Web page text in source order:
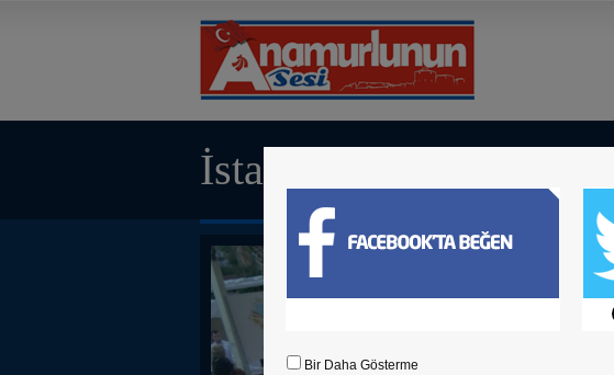
İstanbul'daki
Bir Daha Gösterme